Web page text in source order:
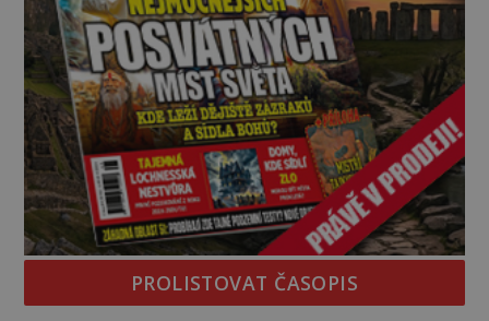
PROLISTOVAT ČASOPIS